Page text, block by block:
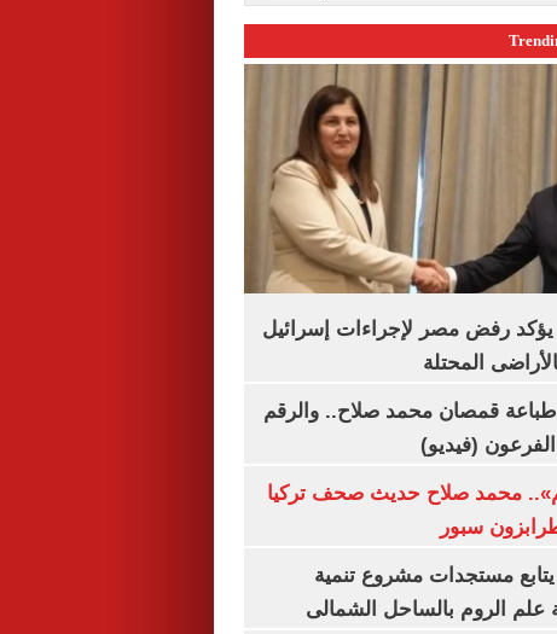
يؤكد رفض مصر لإجراءات إسرائيل
المحتلة
طباعة قمصان محمد صلاح.. والرقم
محمد صلاح حديث صحف تركيا
طرابزون سبور
مستجدات مشروع تنمية
علم الروم بالساحل الشمالى